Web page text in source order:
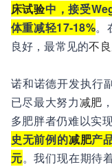
床试验中，接受
体重减轻17-18%。
良好，最常见的不
诺和诺德开发执行
已尽最大努力减肥
多肥胖者仍难以实
史无前例的减肥产
元。我们现在期待